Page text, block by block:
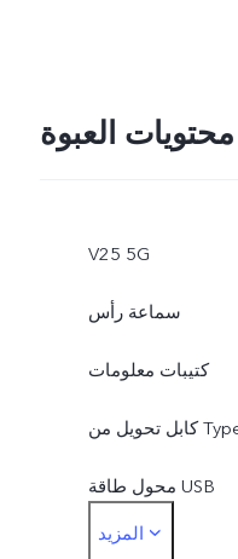
محتويات العبوة
V25 5G
سماعة رأس
كتيبات معلومات
محول طاقة USB
المزيد